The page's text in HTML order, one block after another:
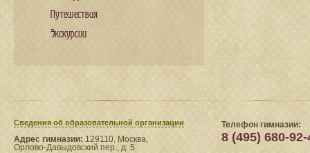
Путешествия
Экскурсии
Сведения​ об образовательной организации
Адрес гимназии: 129110, Москва,
Орлово-Давыдовский пер., д. 5.
Телефон гимназии:
8 (495) 680-92-